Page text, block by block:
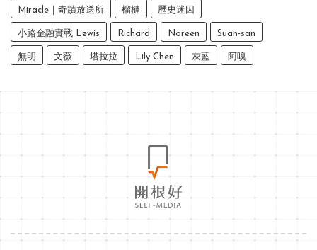
Miracle｜奇蹟放送所 榴槤 歷史迷因
小路金融實戰 Lewis Richard Noreen Suan-san
無明 文薇 塔拉拉 Lily Chen 灰藍 阿嗅